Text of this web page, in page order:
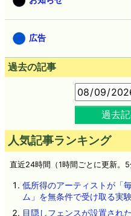
広告
過去の記事
過去
人気記事ランキング
直近24時間（1時間ごとに更新。
低所得のアーティストが「
ム」を無条件で受け取る実
目隠しフェンスが設置され